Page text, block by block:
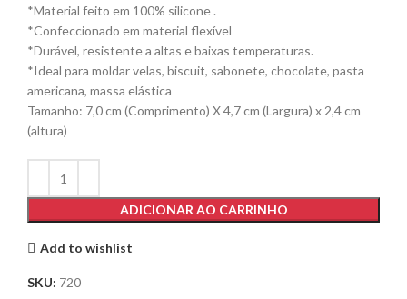
*Material feito em 100% silicone .
*Confeccionado em material flexível
*Durável, resistente a altas e baixas temperaturas.
*Ideal para moldar velas, biscuit, sabonete, chocolate, pasta
americana, massa elástica
Tamanho: 7,0 cm (Comprimento) X 4,7 cm (Largura) x 2,4 cm
(altura)
ADICIONAR AO CARRINHO
Add to wishlist
SKU: 720